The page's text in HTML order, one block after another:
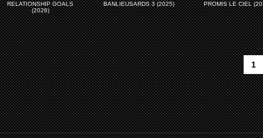
RELATIONSHIP GOALS
(2026)
BANLIEUSARDS 3 (2025) PROMIS LE CIEL
1